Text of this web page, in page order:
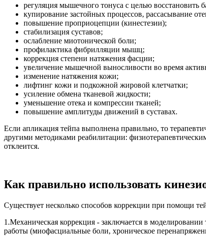
регуляция мышечного тонуса с целью
купирование застойных процессов, рассасывание
повышение проприоцепции (кинестезии);
стабилизация суставов;
ослабление миотонической боли;
профилактика фибрилляции мышц;
коррекция степени натяжения фасции;
увеличение мышечной выносливости во время
изменение натяжения кожи;
лифтинг кожи и подкожной жировой клетчатки;
усиление обмена тканевой жидкости;
уменьшение отека и компрессии тканей;
повышение амплитуды движений в суставах.
Если апликация тейпа выполнена правильно, то
другими методиками реабилитации:
отклеится.
Как правильно использовать
Существует несколько способов коррекции при помощи
1.Механическая коррекция - заключается в
работы (миофасциальные боли, хроническое